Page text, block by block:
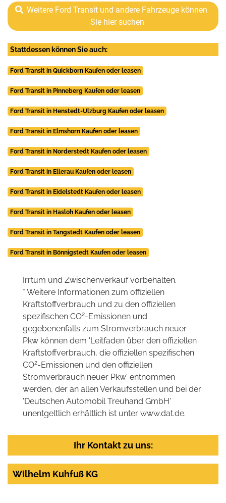
Weitere Ford Transit und andere Fahrzeuge können
Sie hier suchen
Stattdessen können Sie auch:
Ford Transit in Quickborn Kaufen oder leasen
Ford Transit in Pinneberg Kaufen oder leasen
Ford Transit in Henstedt-Ulzburg Kaufen oder leasen
Ford Transit in Elmshorn Kaufen oder leasen
Ford Transit in Norderstedt Kaufen oder leasen
Ford Transit in Ellerau Kaufen oder leasen
Ford Transit in Eidelstedt Kaufen oder leasen
Ford Transit in Hasloh Kaufen oder leasen
Ford Transit in Tangstedt Kaufen oder leasen
Ford Transit in Bönnigstedt Kaufen oder leasen
Irrtum und Zwischenverkauf vorbehalten.
* Weitere Informationen zum offiziellen
Kraftstoffverbrauch und zu den offiziellen
spezifischen CO2-Emissionen und
gegebenenfalls zum Stromverbrauch neuer
Pkw können dem 'Leitfaden über den offiziellen
Kraftstoffverbrauch, die offiziellen spezifischen
CO2-Emissionen und den offiziellen
Stromverbrauch neuer Pkw' entnommen
werden, der an allen Verkaufsstellen und bei der
'Deutschen Automobil Treuhand GmbH'
unentgeltlich erhältlich ist unter www.dat.de.
Ihr Kontakt zu uns:
Wilhelm Kuhfuß KG